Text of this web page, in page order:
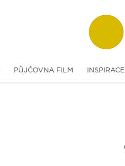
PŮJČOVNA FILM INSPIRACE